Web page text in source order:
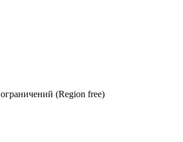
(Region free)